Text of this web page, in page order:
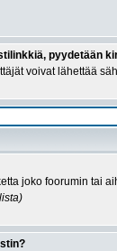
pyydetään
voivat lähettää
joko foorumin tai
lista)